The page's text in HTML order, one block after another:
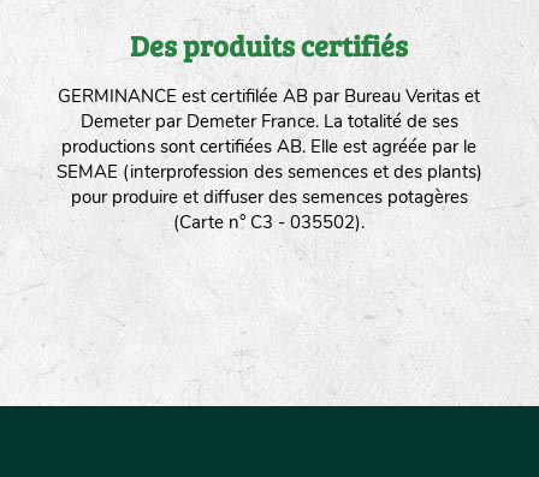
Des produits certifiés
GERMINANCE est certifilée AB par Bureau Veritas et
Demeter par Demeter France. La totalité de ses
productions sont certifiées AB. Elle est agréée par le
SEMAE (interprofession des semences et des plants)
pour produire et diffuser des semences potagères
(Carte n° C3 - 035502).